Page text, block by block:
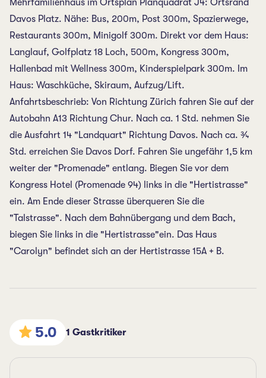
Mehrfamilienhaus im Ortsplan Planquadrat J4: Ortsrand
Davos Platz. Nähe: Bus, 200m, Post 300m, Spazierwege,
Restaurants 300m, Minigolf 300m. Direkt vor dem Haus:
Langlauf, Golfplatz 18 Loch, 500m, Kongress 300m,
Hallenbad mit Wellness 300m, Kinderspielpark 300m. Im
Haus: Waschküche, Skiraum, Aufzug/Lift.
Anfahrtsbeschrieb: Von Richtung Zürich fahren Sie auf der
Autobahn A13 Richtung Chur. Nach ca. 1 Std. nehmen Sie
die Ausfahrt 14 "Landquart" Richtung Davos. Nach ca. ¾
Std. erreichen Sie Davos Dorf. Fahren Sie ungefähr 1,5 km
weiter der "Promenade" entlang. Biegen Sie vor dem
Kongress Hotel (Promenade 94) links in die "Hertistrasse"
ein. Am Ende dieser Strasse überqueren Sie die
"Talstrasse". Nach dem Bahnübergang und dem Bach,
biegen Sie links in die "Hertistrasse"ein. Das Haus
"Carolyn" befindet sich an der Hertistrasse 15A + B.
5.0 1 Gastkritiker